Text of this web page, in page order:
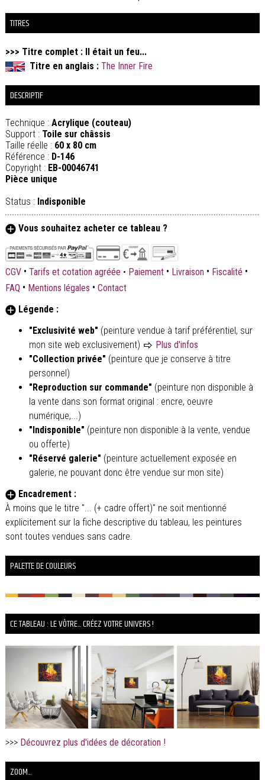
TITRES
>>> Titre complet : Il était un feu...
Titre en anglais : The Inner Fire
DESCRIPTIF
Technique : Acrylique (couteau)
Support : Toile sur châssis
Taille réelle : 60 x 80 cm
Référence : D-146
Copyright : EB-00046741
Pièce unique
Status : Indisponible
Vous souhaitez acheter ce tableau ?
CGV • Tarifs et cotation agréée • Paiement • Livraison • Fiscalité •
FAQ • Mentions légales • Contact
Légende :
"Exclusivité web" (peinture vendue à tarif préférentiel, sur
mon site web exclusivement)
Plus d'infos
"Collection privée" (peinture que je conserve à titre
personnel)
"Reproduction sur commande" (peinture non disponible à
la vente dans son format original : encre, oeuvre
numérique,...)
"Indisponible" (peinture non disponible à la vente, vendue
ou offerte)
"Réservé galerie" (peinture actuellement exposée en
galerie, ne pouvant donc être vendue sur mon site)
Encadrement :
À moins que le titre "... (+ cadre offert)" ne soit mentionné
explicitement sur la fiche descriptive du tableau, les peintures
sont toutes vendues sans cadre.
PALETTE DE COULEURS
CE TABLEAU : LE VÔTRE... CRÉEZ VOTRE UNIVERS !
>>> Découvrez plus d'idées de décoration !
ZOOM...